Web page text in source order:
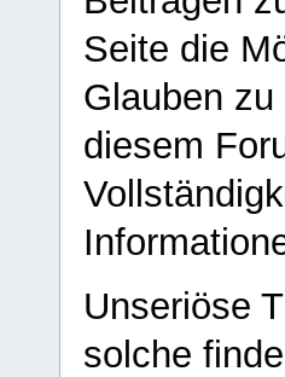
Seite die
Glauben
diesem
Unseriöse
solche